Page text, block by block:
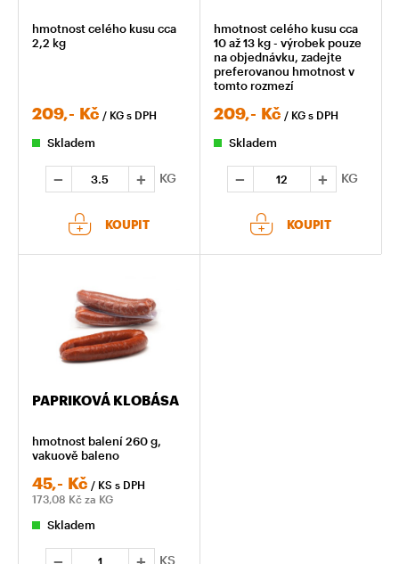
hmotnost celého kusu cca
2,2 kg
209,- Kč / KG s DPH
Skladem
KG
KOUPIT
hmotnost celého kusu cca
10 až 13 kg - výrobek pouze
na objednávku, zadejte
preferovanou hmotnost v
tomto rozmezí
209,- Kč / KG s DPH
Skladem
KG
KOUPIT
PAPRIKOVÁ KLOBÁSA
hmotnost balení 260 g,
vakuově baleno
45,- Kč / KS s DPH
173,08 Kč za KG
Skladem
KS